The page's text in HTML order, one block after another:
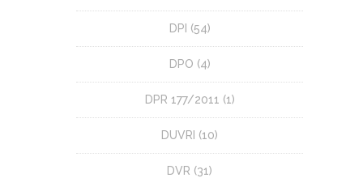
DPI (54)
DPO (4)
DPR 177/2011 (1)
DUVRI (10)
DVR (31)